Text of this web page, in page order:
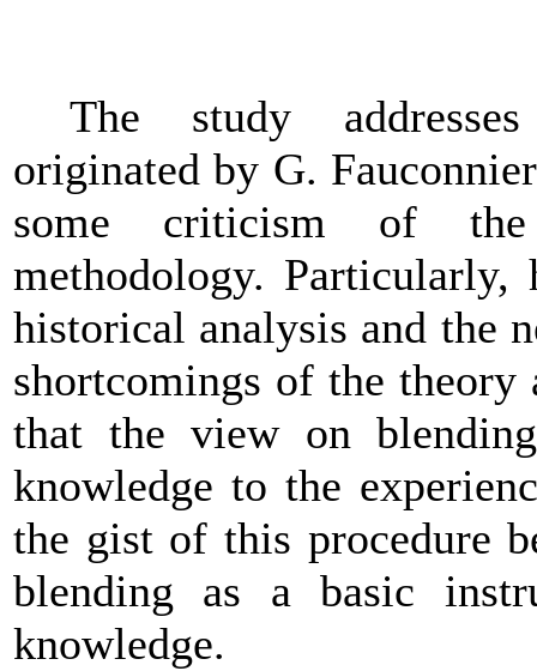
The study
originated by G.
some criticism of the
methodology.
historical analysis and the
shortcomings of the
that the view on
knowledge to the
the gist of this procedure
blending as a basic
knowledge.